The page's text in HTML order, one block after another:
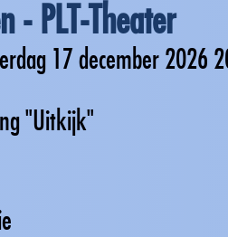
- PLT-Theater
17 december 2026
"Uitkijk"